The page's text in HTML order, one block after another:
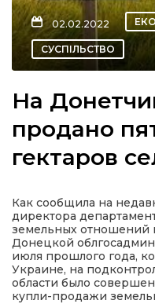
політика
місія
02.02.2022
СУСПІЛЬСТВО
На
продано
гектаров
Как сообщила на
директора
земельных
Донецкой
июля прошлого года,
Украине, на
области было
купли-продажи